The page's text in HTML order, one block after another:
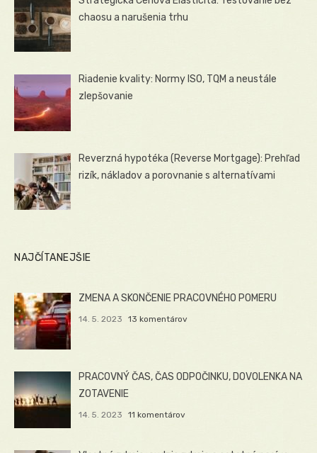
chaosu a narušenia trhu
Riadenie kvality: Normy ISO, TQM a neustále
zlepšovanie
Reverzná hypotéka (Reverse Mortgage): Prehľad
rizík, nákladov a porovnanie s alternatívami
NAJČÍTANEJŠIE
ZMENA A SKONČENIE PRACOVNÉHO POMERU
14. 5. 2023 13 komentárov
PRACOVNÝ ČAS, ČAS ODPOČINKU, DOVOLENKA NA
ZOTAVENIE
14. 5. 2023 11 komentárov